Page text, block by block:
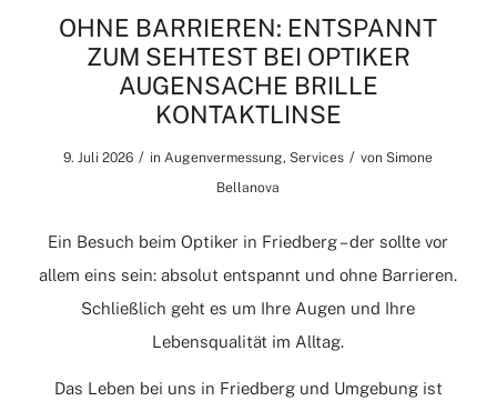
OHNE BARRIEREN: ENTSPANNT
ZUM SEHTEST BEI OPTIKER
AUGENSACHE BRILLE
KONTAKTLINSE
9. Juli 2026 / in Augenvermessung, Services / von Simone
Bellanova
Ein Besuch beim Optiker in Friedberg – der sollte vor
allem eins sein: absolut entspannt und ohne Barrieren.
Schließlich geht es um Ihre Augen und Ihre
Lebensqualität im Alltag.
Das Leben bei uns in Friedberg und Umgebung ist